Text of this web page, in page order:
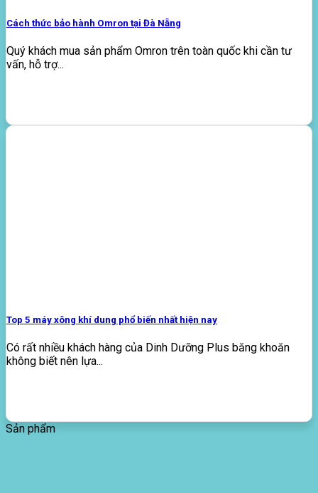
Cách thức bảo hành Omron tại Đà Nẵng
Quý khách mua sản phẩm Omron trên toàn quốc khi cần tư
vấn, hỗ trợ...
Top 5 máy xông khí dung phổ biến nhất hiện nay
Có rất nhiều khách hàng của Dinh Dưỡng Plus băng khoăn
không biết nên lựa...
Sản phẩm